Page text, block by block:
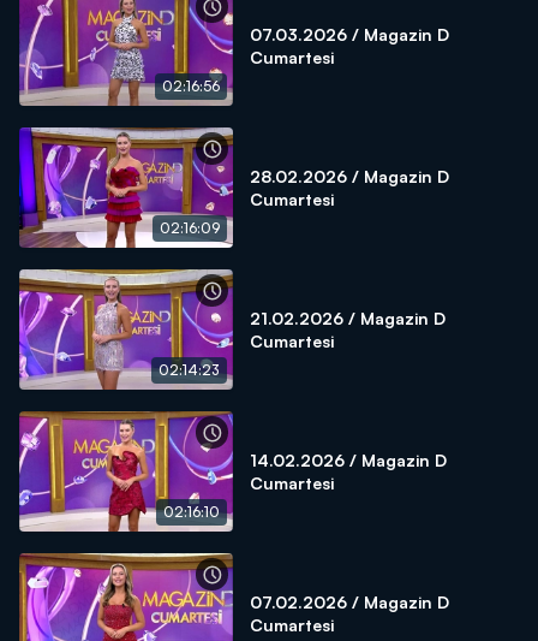
02:16:56
07.03.2026 / Magazin D
Cumartesi
02:16:09
28.02.2026 / Magazin D
Cumartesi
02:14:23
21.02.2026 / Magazin D
Cumartesi
02:16:10
14.02.2026 / Magazin D
Cumartesi
07.02.2026 / Magazin D
Cumartesi